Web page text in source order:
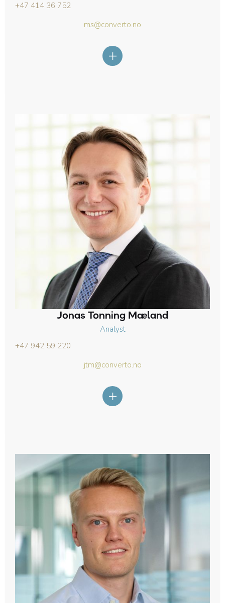
+47 414 36 752
ms@converto.no
Jonas Tonning Mæland
Analyst
+47 942 59 220
jtm@converto.no